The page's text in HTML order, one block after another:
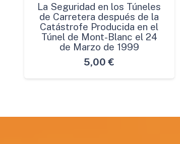
La Seguridad en los Túneles
de Carretera después de la
Catástrofe Producida en el
Túnel de Mont-Blanc el 24
de Marzo de 1999
5,00 €